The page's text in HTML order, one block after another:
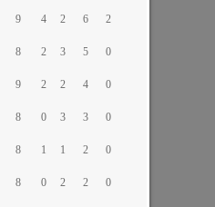
9 4 2 6 2
8 2 3 5 0
9 2 2 4 0
8 0 3 3 0
8 1 1 2 0
8 0 2 2 0